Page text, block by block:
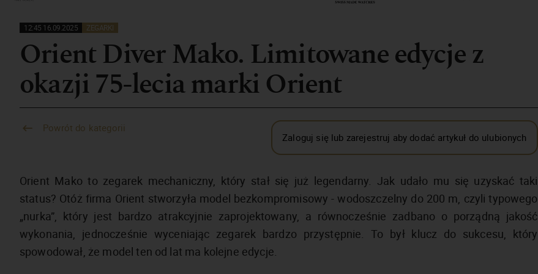
12:45 16.09.2025 ZEGARKI
Orient Diver Mako. Limitowane edycje z
okazji 75-lecia marki Orient
Powrót do kategorii
Zaloguj się lub zarejestruj aby dodać artykuł do ulubionych
Orient Mako to zegarek mechaniczny, który stał się już legendarny. Jak udało mu się uzyskać taki
status? Otóż firma Orient stworzyła model bezkompromisowy - wodoszczelny do 200 m, czyli typowego
„nurka”, który jest bardzo atrakcyjnie zaprojektowany, a równocześnie zadbano o porządną jakość
wykonania, jednocześnie wyceniając zegarek bardzo przystępnie. To był klucz do sukcesu, który
spowodował, że model ten od lat ma kolejne edycje.